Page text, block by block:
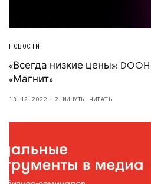
НОВОСТИ
«Всегда низкие цены»:
«Магнит»
13.12.2022 2 МИНУТЫ ЧИТАТЬ